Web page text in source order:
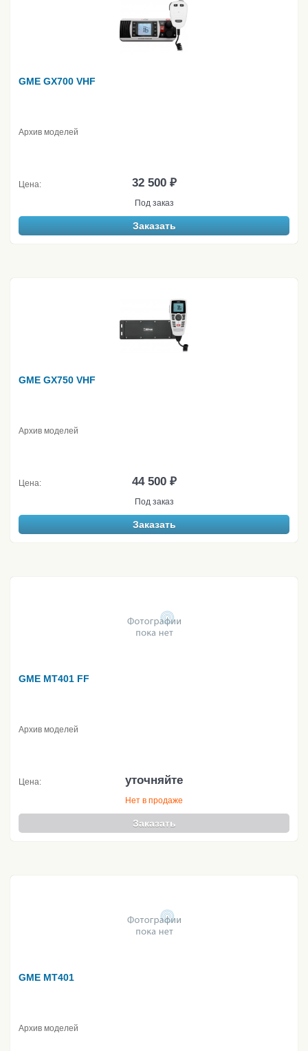
GME GX700 VHF
Архив моделей
Цена: 32 500 ₽
Под заказ
Заказать
GME GX750 VHF
Архив моделей
Цена: 44 500 ₽
Под заказ
Заказать
GME MT401 FF
Архив моделей
Цена: уточняйте
Нет в продаже
Заказать
GME MT401
Архив моделей